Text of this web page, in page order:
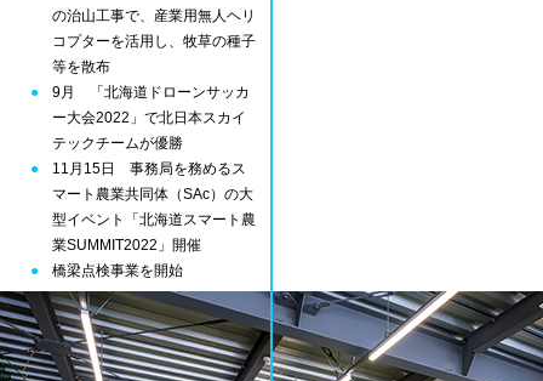
の治山工事で、産業用無人ヘリ
コプターを活用し、牧草の種子
等を散布
9月 「北海道ドローンサッカ
ー大会2022」で北日本スカイ
テックチームが優勝
11月15日 事務局を務めるス
マート農業共同体（SAc）の大
型イベント「北海道スマート農
業SUMMIT2022」開催
橋梁点検事業を開始